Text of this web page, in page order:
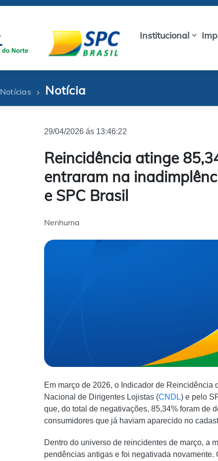
Institucional
Notícias Notícia
29/04/2026 ás 13:46:22
Reincidência atinge
entraram na
e SPC Brasil
Nenhuma
Em março de 2026, o Indicador de Reincidência
Nacional de Dirigentes Lojistas (CNDL) e pelo
que, do total de negativações, 85,34% foram de
consumidores que já haviam aparecido no
Dentro do universo de reincidentes de março, a
pendências antigas e foi negativada